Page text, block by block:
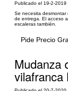
Publicado el 19-2-
Se necesita desmontar
de entrega. El acceso
escaleras también.
Pide Precio
Mudanza
vilafranca